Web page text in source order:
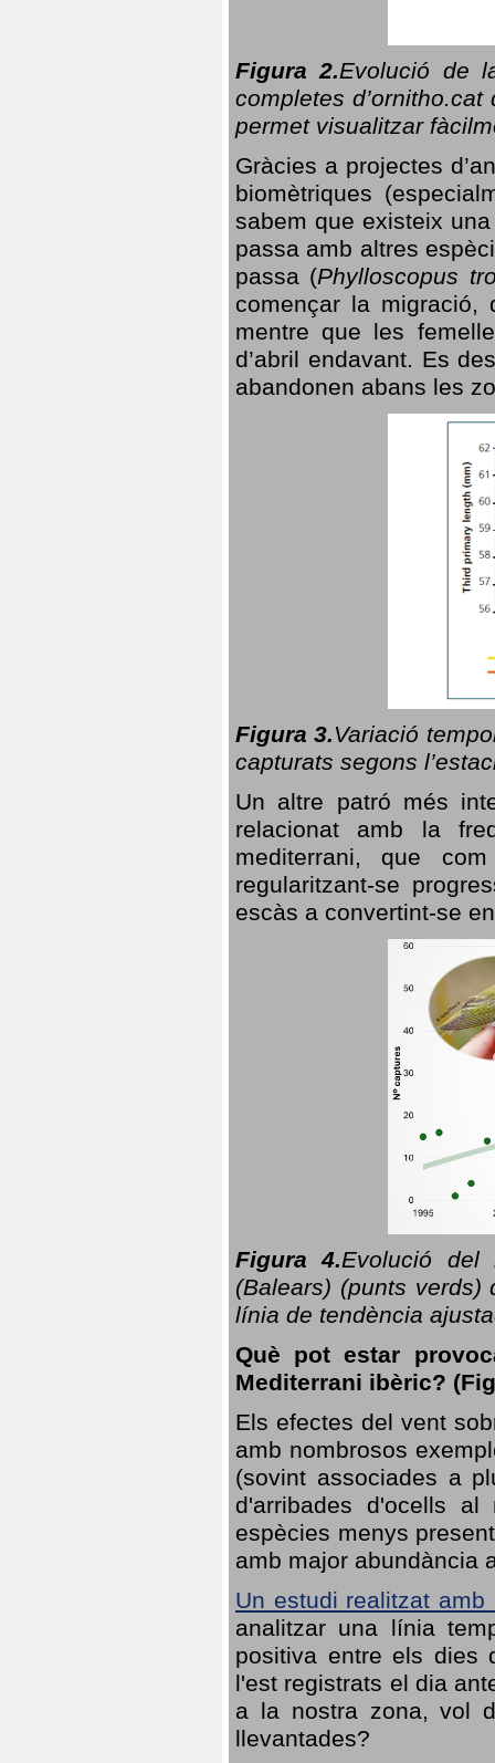
Figura 2.Evolució de
completes
permet visualitzar
Gràcies a projectes
biomètriques
sabem que existeix
passa amb altres
passa (Phylloscopus
començar la migració,
mentre que les
d’abril endavant. Es
abandonen abans les
Figura 3.Variació
capturats segons
Un altre patró més
relacionat amb la
mediterrani, que
regularitzant-se
escàs a convertint-se
Figura 4.Evolució del
(Balears) (punts
línia de tendència
Què pot estar
Mediterrani ibèric?
Els efectes del vent
amb nombrosos
(sovint associades a
d'arribades d'ocells
espècies menys
amb major abundància
Un estudi realitzat amb
analitzar una línia
positiva entre els dies
l'est registrats el dia
a la nostra zona, vol
llevantades?